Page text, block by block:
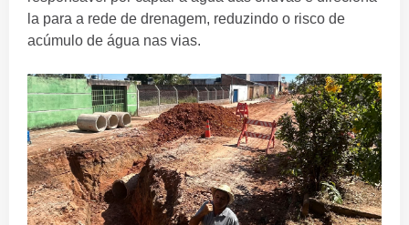
la para a rede de drenagem, reduzindo o risco de
acúmulo de água nas vias.